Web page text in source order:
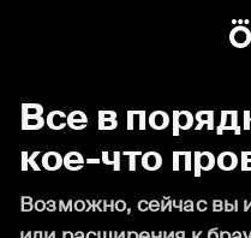
Все в
кое-что
Возможно, сейчас вы